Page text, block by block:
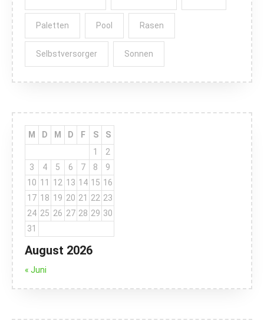
Paletten Pool Rasen
Selbstversorger Sonnen
August 2026
M D M D F S
S
1
2
3
4 5 6 7 8
9
10 11 12 13 14 15 16
17 18 19 20 21 22 23
24 25 26 27 28 29 30
31
« Juni